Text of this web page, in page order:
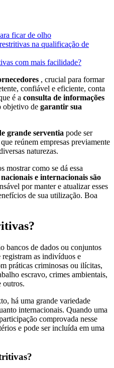
ficar de olho
na qualificação de
com mais facilidade?
, crucial para formar
confiável e eficiente, conta
é a consulta de informações
objetivo de garantir sua
grande serventia pode ser
que reúnem empresas previamente
naturezas.
mostrar como se dá essa
e internacionais são
por manter e atualizar esses
de sua utilização. Boa
bancos de dados ou conjuntos
as indivíduos e
práticas criminosas ou ilícitas,
escravo, crimes ambientais,
outros.
há uma grande variedade
internacionais. Quando uma
comprovada nesse
e pode ser incluída em uma